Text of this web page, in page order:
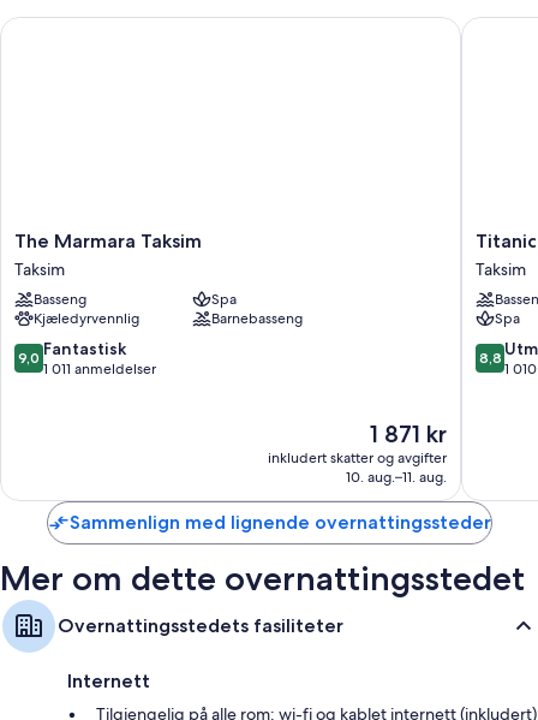
The
Marmara
Taksim
Taksim
The Marmara Taksim
Taksim
Basseng
Spa
Kjæledyrvennlig
Barnebasseng
9.0
av
9,0 Fantastisk
1 011 anmeldelser
Prisen
er
1 871 kr
1 871 kr
inkludert skatter og avgifter
10. aug.–11. aug.
The Marmara Taksim
Titanic
City
Taksim
Taksim
Taksim
Spa
8.8
av
8,8
1
Titanic
Sammenlign med lignende overnattingssteder
Mer om dette overnattingsstedet
Overnattingsstedets fasiliteter
Internett
Tilgjengelig på alle rom: wi-fi og kablet internett (inkludert)